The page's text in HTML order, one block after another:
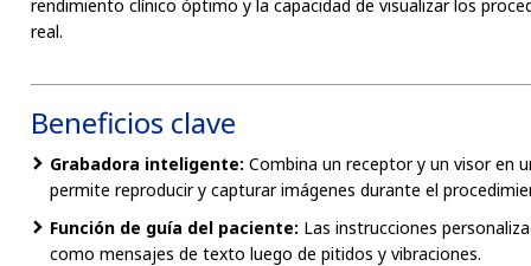
rendimiento clínico óptimo y la capacidad de visualizar los
real.
Beneficios clave
Grabadora inteligente: Combina un receptor y un visor en
permite reproducir y capturar imágenes durante el
Función de guía del paciente: Las instrucciones
como mensajes de texto luego de pitidos y vibraciones.